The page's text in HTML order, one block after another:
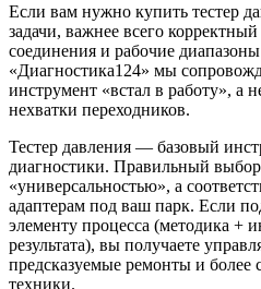
Если вам нужно купить тестер
задачи, важнее всего
соединения и рабочие
«Диагностика124» мы
инструмент «встал в работу», а
нехватки переходников.
Тестер давления — базовый
диагностики. Правильный выбор
«универсальностью», а
адаптерам под ваш парк. Если
элементу процесса (методика +
результата), вы получаете
предсказуемые ремонты и более
техники.